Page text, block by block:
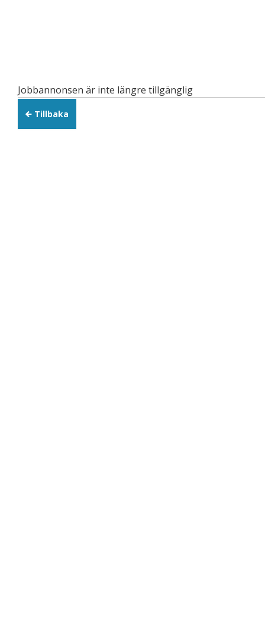
Jobbannonsen är inte längre tillgänglig
Tillbaka